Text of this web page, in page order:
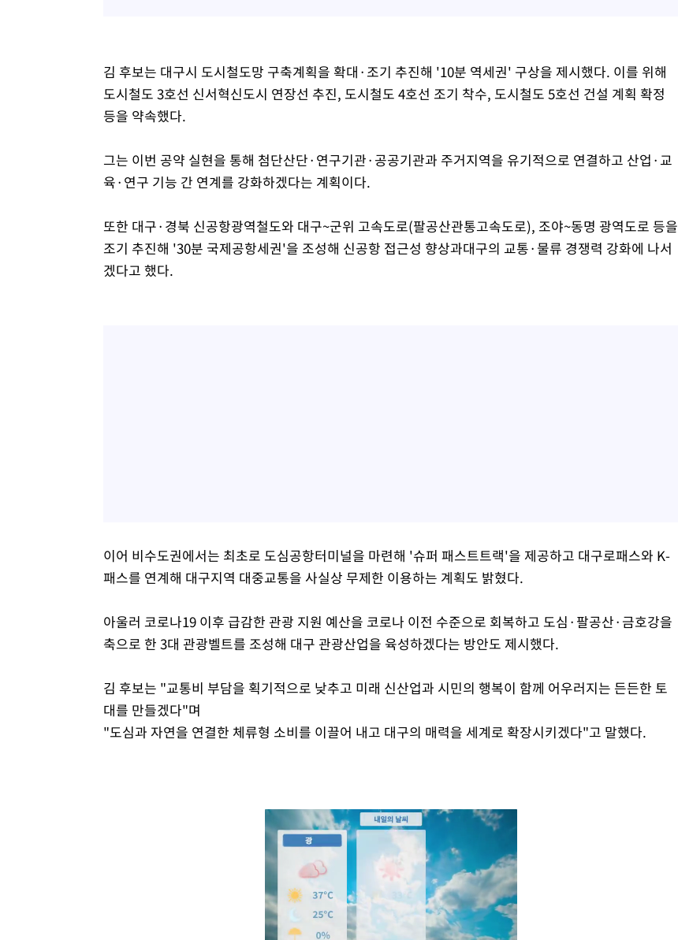
김 후보는 대구시 도시철도망 구축계획을 확대·조기 추진해 '10분 역세권' 구상을 제시했다. 이를 위해
도시철도 3호선 신서혁신도시 연장선 추진, 도시철도 4호선 조기 착수, 도시철도 5호선 건설 계획 확정
등을 약속했다.
그는 이번 공약 실현을 통해 첨단산단·연구기관·공공기관과 주거지역을 유기적으로 연결하고 산업·교
육·연구 기능 간 연계를 강화하겠다는 계획이다.
또한 대구·경북 신공항광역철도와 대구~군위 고속도로(팔공산관통고속도로), 조야~동명 광역도로 등을
조기 추진해 '30분 국제공항세권'을 조성해 신공항 접근성 향상과대구의 교통·물류 경쟁력 강화에 나서
겠다고 했다.
이어 비수도권에서는 최초로 도심공항터미널을 마련해 '슈퍼 패스트트랙'을 제공하고 대구로패스와 K-
패스를 연계해 대구지역 대중교통을 사실상 무제한 이용하는 계획도 밝혔다.
아울러 코로나19 이후 급감한 관광 지원 예산을 코로나 이전 수준으로 회복하고 도심·팔공산·금호강을
축으로 한 3대 관광벨트를 조성해 대구 관광산업을 육성하겠다는 방안도 제시했다.
김 후보는 "교통비 부담을 획기적으로 낮추고 미래 신산업과 시민의 행복이 함께 어우러지는 든든한 토
대를 만들겠다"며
"도심과 자연을 연결한 체류형 소비를 이끌어 내고 대구의 매력을 세계로 확장시키겠다"고 말했다.